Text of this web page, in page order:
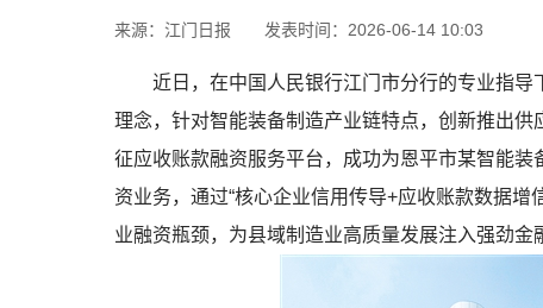
来源：江门日报 发表时间：2026-06-14 10:03
近日，在中国人民银行江门市分行的专业指导
理念，针对智能装备制造产业链特点，创新推出
征应收账款融资服务平台，成功为恩平市某智能
资业务，通过“核心企业信用传导+应收账款数据
业融资瓶颈，为县域制造业高质量发展注入强劲金